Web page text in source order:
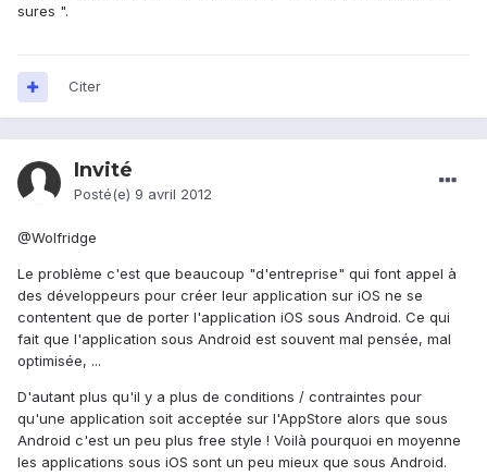
sures ".
Citer
Invité
Posté(e) 9 avril 2012
@Wolfridge
Le problème c'est que beaucoup "d'entreprise" qui font appel à
des développeurs pour créer leur application sur iOS ne se
contentent que de porter l'application iOS sous Android. Ce qui
fait que l'application sous Android est souvent mal pensée, mal
optimisée, ...
D'autant plus qu'il y a plus de conditions / contraintes pour
qu'une application soit acceptée sur l'AppStore alors que sous
Android c'est un peu plus free style ! Voilà pourquoi en moyenne
les applications sous iOS sont un peu mieux que sous Android.